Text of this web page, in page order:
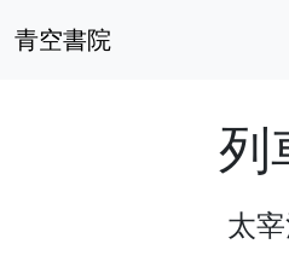
青空書院
列
太